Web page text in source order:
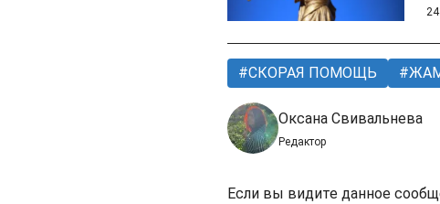
СКОРАЯ ПОМОЩЬ
Оксана Свивальнева
Редактор
Если вы видите данное